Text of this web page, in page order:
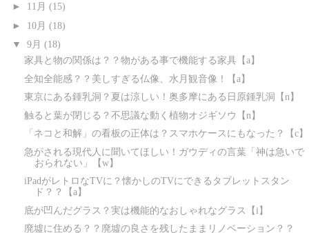
► 11月 (15)
► 10月 (18)
▼ 9月 (18)
家具と物の関係は？？物がある事で機能する家具【a】
全知全能感？？美しすぎる仏像、水月観音像！【a】
東京にある鍾乳洞？夏は涼しい！奥多摩にある日原鍾乳洞【n】
触ると葉が閉じる？不思議な動く植物オジギソウ【n】
「ネコと和解」の看板の正体は？スマホケースにもなった？【c】
急がされる現代人に聞いてほしい！ガウディの言葉「神は急いで
おられない」【w】
iPadがレトロなTVに？懐かしのTVにできるタブレットスタン
ド？？【a】
底が凹んだグラス？実は機能的なおしゃれなグラス【i】
廃墟に住める？？廃墟の良さを残したままリノベーション？？